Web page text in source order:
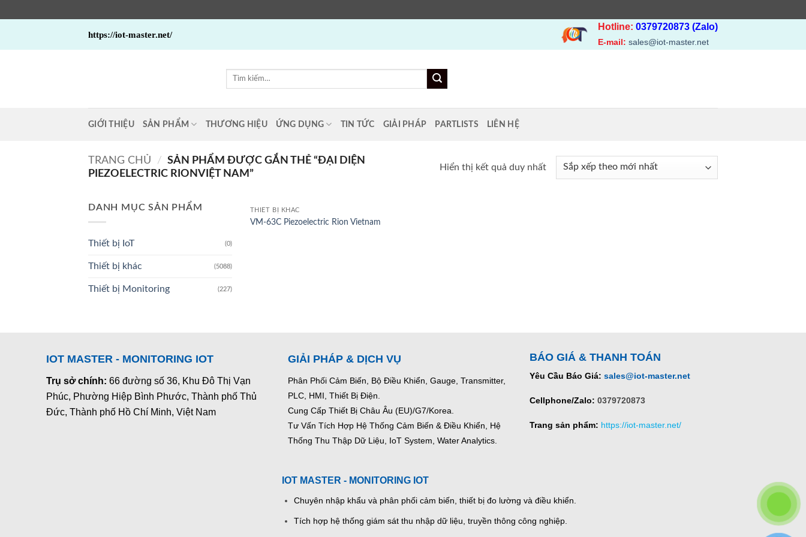
https://iot-master.net/
Hotline: 0379720873 (Zalo)
E-mail: sales@iot-master.net
Tìm
GIỚI THIỆU SẢN PHẨM THƯƠNG HIỆU ỨNG DỤNG TIN TỨC GIẢI PHÁP PARTLISTS LIÊN HỆ
TRANG CHỦ / SẢN PHẨM ĐƯỢC GẮN THẺ “ĐẠI DIỆN
PIEZOELECTRIC RIONVIỆT NAM”
Hiển thị kết quả duy nhất
DANH MỤC SẢN PHẨM
Thiết bị IoT (0)
Thiết bị khác (5088)
Thiết bị Monitoring (227)
THIẾT BỊ KHÁC
VM-63C Piezoelectric Rion Vietnam
IOT MASTER - MONITORING IOT
Trụ sở chính: 66 đường số 36, Khu Đô Thị Vạn
Phúc, Phường Hiệp Bình Phước, Thành phố Thủ
Đức, Thành phố Hồ Chí Minh, Việt Nam
GIẢI PHÁP & DỊCH VỤ
Phân Phối Cảm Biến, Bộ Điều Khiển, Gauge, Transmitter,
PLC, HMI, Thiết Bị Điện.
Cung Cấp Thiết Bị Châu Âu (EU)/G7/Korea.
Tư Vấn Tích Hợp Hệ Thống Cảm Biến & Điều Khiển, Hệ
Thống Thu Thập Dữ Liệu, IoT System, Water Analytics.
BÁO GIÁ & THANH TOÁN
Yêu Cầu Báo Giá: sales@iot-master.net
Cellphone/Zalo: 0379720873
Trang sản phẩm: https://iot-master.net/
IOT MASTER - MONITORING IOT
Chuyên nhập khẩu và phân phối cảm biến, thiết bị đo lường và điều khiển.
Tích hợp hệ thống giám sát thu nhập dữ liệu, truyền thông công nghiệp.